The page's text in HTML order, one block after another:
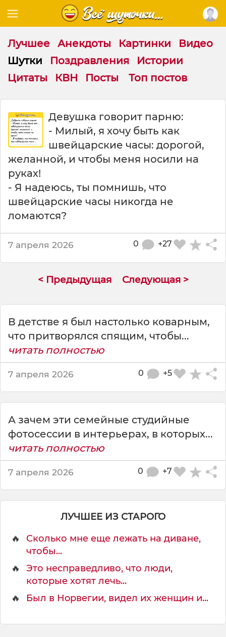
Лучшее Анекдоты Картинки
Видео
Шутки
Поздравления
Истории
Цитаты
КВН Посты Топ постов
ш
к
о
и
н
,
Девушка говорит парню:
- Милый, я хочу быть как
швейцарские часы: дорогой,
желанной, и чтобы меня носили на
руках!
- Я надеюсь, ты помнишь, что
швейцарские часы никогда не
ломаются?
7 апреля 2026 +27
0
< Предыдущая Следующая >
В детстве я был настолько коварным,
что притворялся спящим, чтобы...
читать полностью
7 апреля 2026 +5
0
А зачем эти семейные студийные
фотосессии в интерьерах, в которых...
читать полностью
7 апреля 2026 +7
0
ЛУЧШЕЕ ИЗ СТАРОГО
🔥
Сколько мне еще лежать на диване,
чтобы...
🔥
Это несправедливо, что люди,
которые хотят лечь...
🔥
Был в Hopвeгии, видeл иx жeнщин и...